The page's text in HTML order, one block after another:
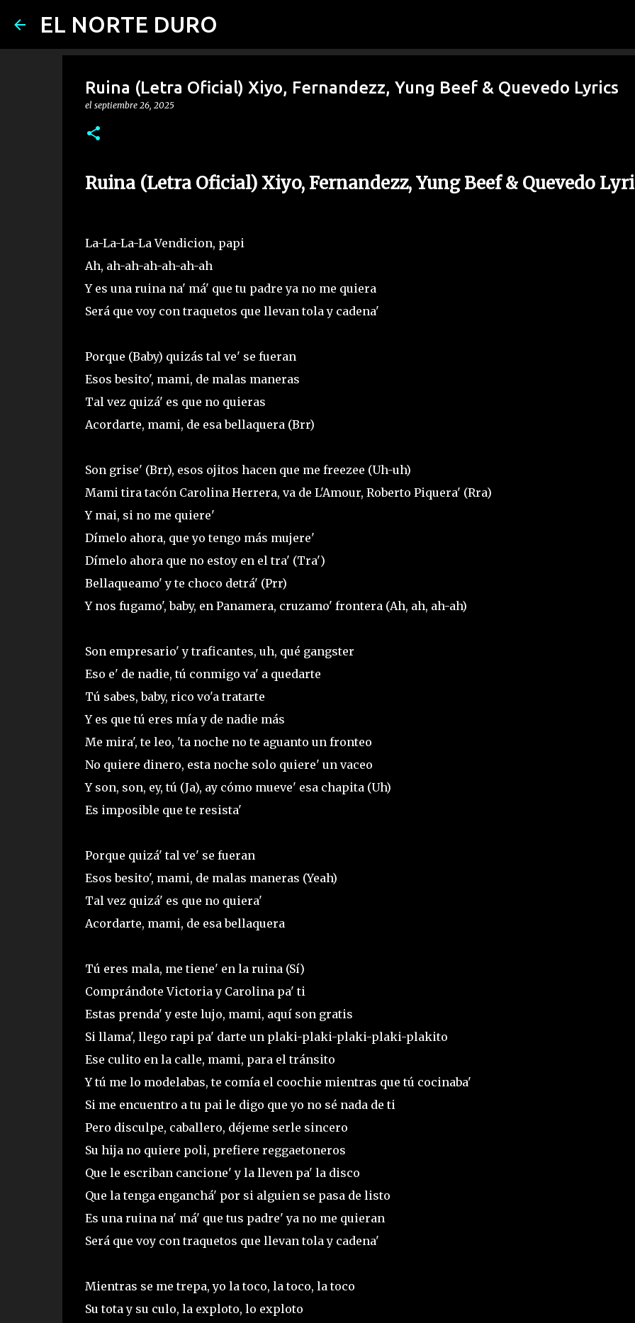
EL NORTE DURO
Ruina (Letra Oficial) Xiyo, Fernandezz, Yung Beef & Quevedo Lyrics
el septiembre 26, 2025
Ruina (Letra Oficial) Xiyo, Fernandezz, Yung Beef & Quevedo
La-La-La-La Vendicion, papi
Ah, ah-ah-ah-ah-ah-ah
Y es una ruina na' má' que tu padre ya no me quiera
Será que voy con traquetos que llevan tola y cadena'
Porque (Baby) quizás tal ve' se fueran
Esos besito', mami, de malas maneras
Tal vez quizá' es que no quieras
Acordarte, mami, de esa bellaquera (Brr)
Son grise' (Brr), esos ojitos hacen que me freezee (Uh-uh)
Mami tira tacón Carolina Herrera, va de L'Amour, Roberto Piquera' (Rra)
Y mai, si no me quiere'
Dímelo ahora, que yo tengo más mujere'
Dímelo ahora que no estoy en el tra' (Tra')
Bellaqueamo' y te choco detrá' (Prr)
Y nos fugamo', baby, en Panamera, cruzamo' frontera (Ah, ah, ah-ah)
Son empresario' y traficantes, uh, qué gangster
Eso e' de nadie, tú conmigo va' a quedarte
Tú sabes, baby, rico vo'a tratarte
Y es que tú eres mía y de nadie más
Me mira', te leo, 'ta noche no te aguanto un fronteo
No quiere dinero, esta noche solo quiere' un vaceo
Y son, son, ey, tú (Ja), ay cómo mueve' esa chapita (Uh)
Es imposible que te resista'
Porque quizá' tal ve' se fueran
Esos besito', mami, de malas maneras (Yeah)
Tal vez quizá' es que no quiera'
Acordarte, mami, de esa bellaquera
Tú eres mala, me tiene' en la ruina (Sí)
Comprándote Victoria y Carolina pa' ti
Estas prenda' y este lujo, mami, aquí son gratis
Si llama', llego rapi pa' darte un plaki-plaki-plaki-plaki-plakito
Ese culito en la calle, mami, para el tránsito
Y tú me lo modelabas, te comía el coochie mientras que tú cocinaba'
Si me encuentro a tu pai le digo que yo no sé nada de ti
Pero disculpe, caballero, déjeme serle sincero
Su hija no quiere poli, prefiere reggaetoneros
Que le escriban cancione' y la lleven pa' la disco
Que la tenga enganchá' por si alguien se pasa de listo
Es una ruina na' má' que tus padre' ya no me quieran
Será que voy con traquetos que llevan tola y cadena'
Mientras se me trepa, yo la toco, la toco, la toco
Su tota y su culo, la exploto, lo exploto